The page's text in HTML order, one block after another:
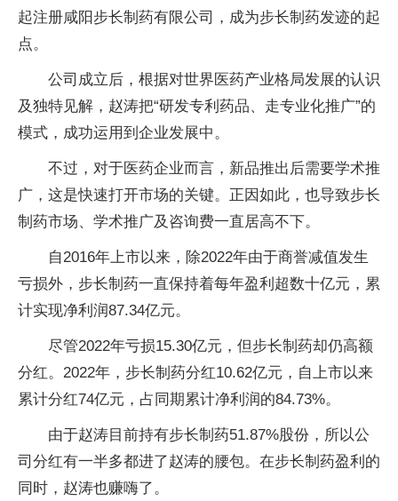
起注册咸阳步长制药有限公司，成为步长制药发迹的起
点。
公司成立后，根据对世界医药产业格局发展的认识
及独特见解，赵涛把“研发专利药品、走专业化推广”的
模式，成功运用到企业发展中。
不过，对于医药企业而言，新品推出后需要学术推
广，这是快速打开市场的关键。正因如此，也导致步长
制药市场、学术推广及咨询费一直居高不下。
自2016年上市以来，除2022年由于商誉减值发生
亏损外，步长制药一直保持着每年盈利超数十亿元，累
计实现净利润87.34亿元。
尽管2022年亏损15.30亿元，但步长制药却仍高额
分红。2022年，步长制药分红10.62亿元，自上市以来
累计分红74亿元，占同期累计净利润的84.73%。
由于赵涛目前持有步长制药51.87%股份，所以公
司分红有一半多都进了赵涛的腰包。在步长制药盈利的
同时，赵涛也赚嗨了。